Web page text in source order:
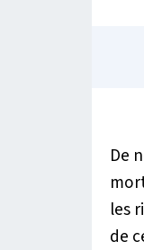
De
les
de